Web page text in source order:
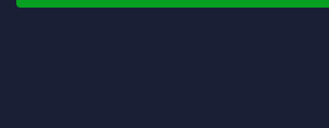
en Streaming sans PUB,